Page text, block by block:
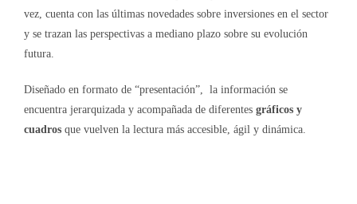
vez, cuenta con las últimas novedades sobre inversiones en el sector
y se trazan las perspectivas a mediano plazo sobre su evolución
futura.
Diseñado en formato de “presentación”, la información se
encuentra jerarquizada y acompañada de diferentes gráficos y
cuadros que vuelven la lectura más accesible, ágil y dinámica.